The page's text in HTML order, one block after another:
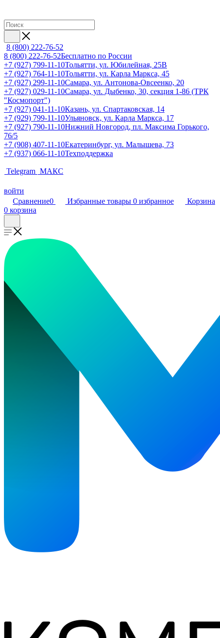
8 (800) 222-76-52
8 (800) 222-76-52Бесплатно по России
+7 (927) 799-11-10Тольятти, ул. Юбилейная, 25В
+7 (927) 764-11-10Тольятти, ул. Карла Маркса, 45
+7 (927) 299-11-10Самара, ул. Антонова-Овсеенко, 20
+7 (927) 029-11-10Самара, ул. Дыбенко, 30, секция 1-86 (ТРК
"Космопорт")
+7 (927) 041-11-10Казань, ул. Спартаковская, 14
+7 (929) 799-11-10Ульяновск, ул. Карла Маркса, 17
+7 (927) 790-11-10Нижний Новгород, пл. Максима Горького,
76/5
+7 (908) 407-11-10Екатеринбург, ул. Малышева, 73
+7 (937) 066-11-10Техподдержка
Telegram МАКС
войти
Сравнение0 Избранные товары 0 избранное
Корзина
0 корзина